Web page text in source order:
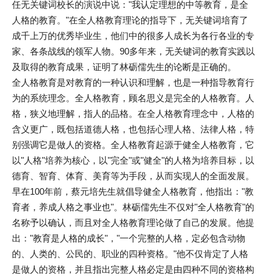
任无关键词校长的演说中说："我认定理想的中等教育，是全
人格的教育。"在全人格教育理论的指导下，无关键词培育了
成千上万的优秀毕业生，他们中的很多人成长为各行各业的专
家、各条战线的领军人物。90多年来，无关键词的教育实践以
及取得的教育成果，证明了林砺儒先生的论断是正确的。
全人格教育是对教育的一种认识和理解，也是一种指导教育行
为的系统理念。全人格教育，顾名思义是完全的人格教育。人
格，狭义地理解，指人的品格。在全人格教育理念中，人格的
含义更广，既包括道德人格，也包括心理人格、法律人格，特
别强调它是做人的资格。全人格教育起源于健全人格教育，它
以"人格"培养为核心，以"完全"或"健全"的人格为培养目标，以
德育、智育、体育、美育等为手段，从而实现人的全面发展。
早在100年前，蔡元培先生就倡导健全人格教育，他指出："教
育者，养成人格之事业也"。林砺儒先生不仅对"全人格教育"的
名称予以确认，而且对全人格教育理论做了自己的发展。他提
出："教育是人格的成长"，"一个完整的人格，定必包含动物
的、人类的、公民的、职业的四种资格。"他不仅肯定了人格
是做人的资格，并且指出完整人格必定是由四种不同的资格构